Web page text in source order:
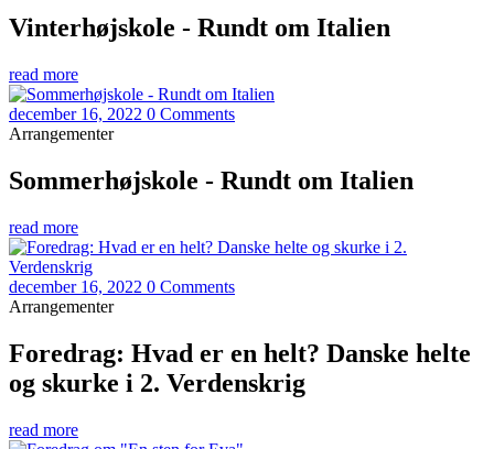
Vinterhøjskole - Rundt om Italien
read more
december 16, 2022 0 Comments
Arrangementer
Sommerhøjskole - Rundt om Italien
read more
december 16, 2022 0 Comments
Arrangementer
Foredrag: Hvad er en helt? Danske helte
og skurke i 2. Verdenskrig
read more